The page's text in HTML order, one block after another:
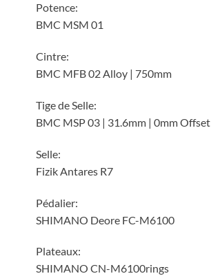
Potence:
BMC MSM 01
Cintre:
BMC MFB 02 Alloy | 750mm
Tige de Selle:
BMC MSP 03 | 31.6mm | 0mm Offset
Selle:
Fizik Antares R7
Pédalier:
SHIMANO Deore FC-M6100
Plateaux:
SHIMANO CN-M6100rings